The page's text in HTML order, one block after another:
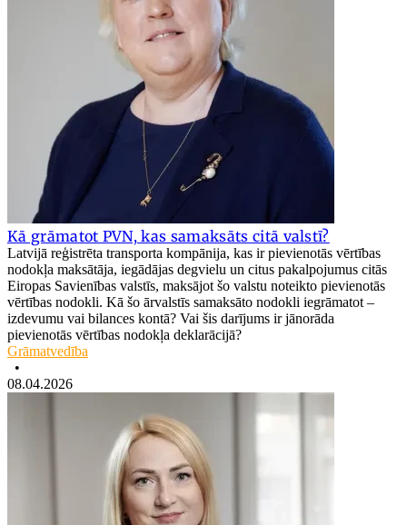
Kā grāmatot PVN, kas samaksāts citā valstī?
Latvijā reģistrēta transporta kompānija, kas ir pievienotās vērtības
nodokļa maksātāja, iegādājas degvielu un citus pakalpojumus citās
Eiropas Savienības valstīs, maksājot šo valstu noteikto pievienotās
vērtības nodokli. Kā šo ārvalstīs samaksāto nodokli iegrāmatot –
izdevumu vai bilances kontā? Vai šis darījums ir jānorāda
pievienotās vērtības nodokļa deklarācijā?
Grāmatvedība
•
08.04.2026